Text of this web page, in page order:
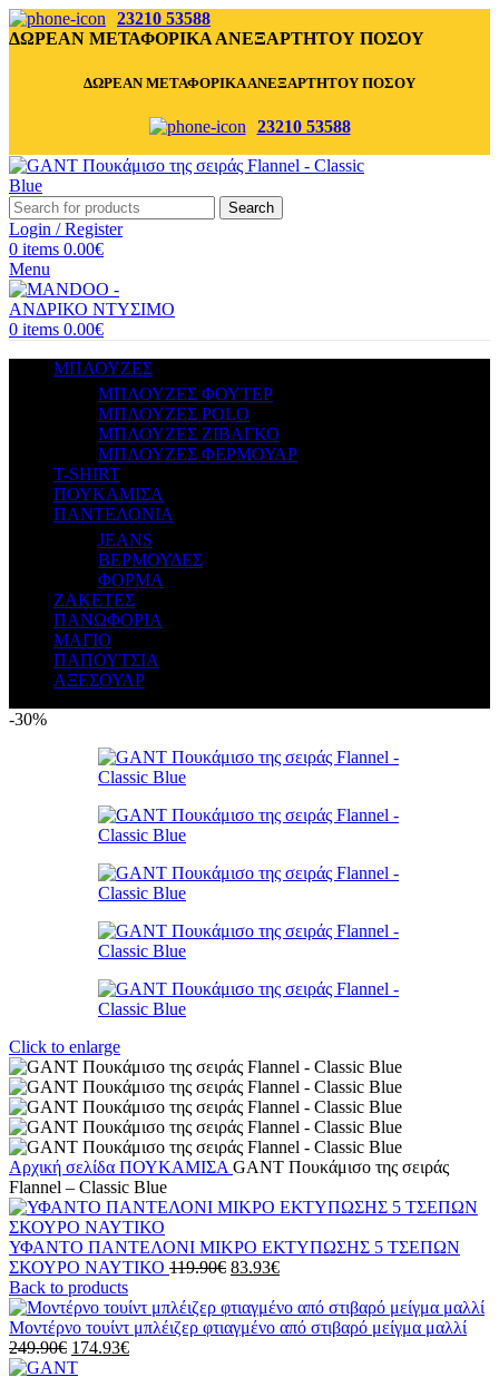
23210 53588
ΔΩΡΕΑΝ ΜΕΤΑΦΟΡΙΚΑ ΑΝΕΞΑΡΤΗΤΟΥ ΠΟΣΟΥ
ΔΩΡΕΑΝ ΜΕΤΑΦΟΡΙΚΑ ΑΝΕΞΑΡΤΗΤΟΥ ΠΟΣΟΥ
23210 53588
Search
Login / Register
0 items 0.00€
Menu
0 items 0.00€
ΜΠΛΟΥΖΕΣ
ΜΠΛΟΥΖΕΣ ΦΟΥΤΕΡ
ΜΠΛΟΥΖΕΣ POLO
ΜΠΛΟΥΖΕΣ ΖΙΒΑΓΚΟ
ΜΠΛΟΥΖΕΣ ΦΕΡΜΟΥΑΡ
T-SHIRT
ΠΟΥΚΑΜΙΣΑ
ΠΑΝΤΕΛΟΝΙΑ
JEANS
ΒΕΡΜΟΥΔΕΣ
ΦΟΡΜΑ
ΖΑΚΕΤΕΣ
ΠΑΝΩΦΟΡΙΑ
ΜΑΓΙΟ
ΠΑΠΟΥΤΣΙΑ
ΑΞΕΣΟΥΑΡ
-30%
Click to enlarge
Αρχική σελίδα ΠΟΥΚΑΜΙΣΑ GANT Πουκάμισο της σειράς
Flannel – Classic Blue
ΥΦΑΝΤΟ ΠΑΝΤΕΛΟΝΙ ΜΙΚΡΟ ΕΚΤΥΠΩΣΗΣ 5 ΤΣΕΠΩΝ
ΣΚΟΥΡΟ ΝΑΥΤΙΚΟ 119.90€ Original
was:
119.90€.
83.93€Η
τιμή
είναι:
Back to products
Μοντέρνο τουίντ μπλέιζερ φτιαγμένο από στιβαρό μείγμα μαλλί
249.90€ Original
price
174.93€Η